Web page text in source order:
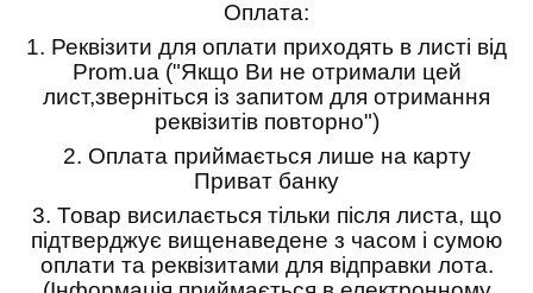
Оплата:
1. Реквізити для оплати приходять в листі від
Prom.ua ("Якщо Ви не отримали цей
лист,зверніться із запитом для отримання
реквізитів повторно")
2. Оплата приймається лише на карту
Приват банку
3. Товар висилається тільки після листа, що
підтверджує вищенаведене з часом і сумою
оплати та реквізитами для відправки лота.